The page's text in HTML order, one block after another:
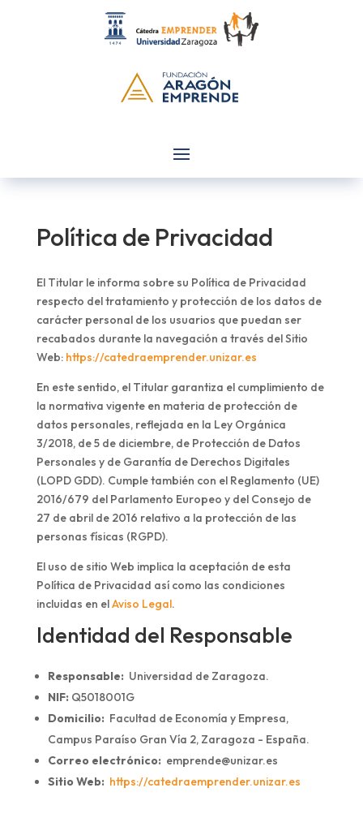
Política de Privacidad
El Titular le informa sobre su Política de Privacidad
respecto del tratamiento y protección de los datos de
carácter personal de los usuarios que puedan ser
recabados durante la navegación a través del Sitio
Web: https://catedraemprender.unizar.es
En este sentido, el Titular garantiza el cumplimiento de
la normativa vigente en materia de protección de
datos personales, reflejada en la Ley Orgánica
3/2018, de 5 de diciembre, de Protección de Datos
Personales y de Garantía de Derechos Digitales
(LOPD GDD). Cumple también con el Reglamento (UE)
2016/679 del Parlamento Europeo y del Consejo de
27 de abril de 2016 relativo a la protección de las
personas físicas (RGPD).
El uso de sitio Web implica la aceptación de esta
Política de Privacidad así como las condiciones
incluidas en elAviso Legal.
Identidad del Responsable
Responsable: Universidad de Zaragoza.
NIF: Q5018001G
Domicilio: Facultad de Economía y Empresa,
Campus Paraíso Gran Vía 2, Zaragoza - España.
Correo electrónico: emprende@unizar.es
Sitio Web: https://catedraemprender.unizar.es